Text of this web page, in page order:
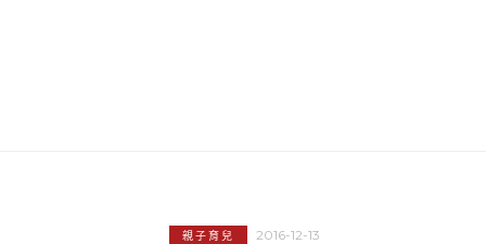
親子育兒 2016-12-13